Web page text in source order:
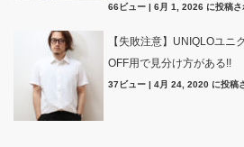
66ビュー | 6月 1, 2026 に投稿さ
【失敗注意】UNIQLOユニ
OFF用で見分け方がある!!
37ビュー | 4月 24, 2020 に投稿